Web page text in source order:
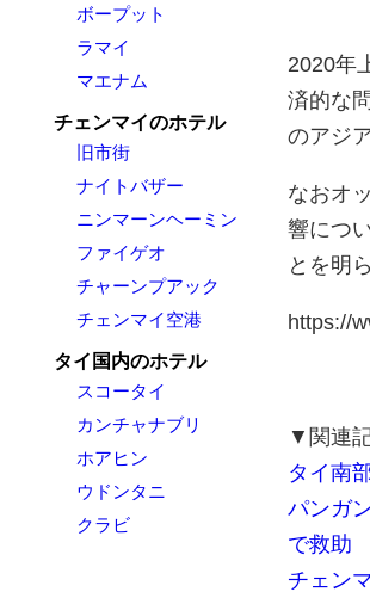
ボープット
ラマイ
マエナム
チェンマイのホテル
旧市街
ナイトバザー
ニンマーンヘーミン
ファイゲオ
チャーンプアック
チェンマイ空港
タイ国内のホテル
スコータイ
カンチャナブリ
ホアヒン
ウドンタニ
クラビ
2020年
済的な
のアジ
なおオ
響につ
とを明
https://
▼関連
タイ南
パンガ
で救助
チェン